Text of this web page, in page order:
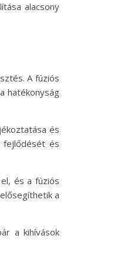
alacsony
A fúziós
hatékonyság
és
fejlődését és
és a fúziós
a
a kihívások